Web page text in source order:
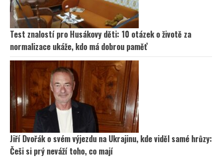
Test znalostí pro Husákovy děti: 10 otázek o životě za
normalizace ukáže, kdo má dobrou paměť
Jiří Dvořák o svém výjezdu na Ukrajinu, kde viděl samé hrůzy:
Češi si prý neváží toho, co mají